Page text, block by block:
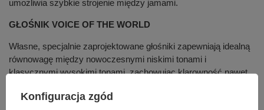
umożliwia szybkie strojenie między jamami.
GŁOŚNIK VOICE OF THE WORLD
Własne, specjalnie zaprojektowane głośniki zapewniają idealną
równowagę między nowoczesnymi niskimi tonami i
klasycznymi wysokimi tonami, zachowując klarowność nawet
Konfiguracja zgód